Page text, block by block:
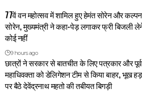
77वें वन महोत्सव में शामिल हुए हेमंत सोरेन और
सोरेन, मुख्यमंत्री ने कहा-पेड़ लगाकर फ्री बिजली
कोई नहीं
9 hours ago
छात्रों ने सरकार से बातचीत के लिए पत्रकार और पूर्व
महाधिवक्ता को डेलिगेशन टीम से किया बाहर, भूख
पर बैठे देवेंद्रनाथ महतो की तबीयत बिगड़ी